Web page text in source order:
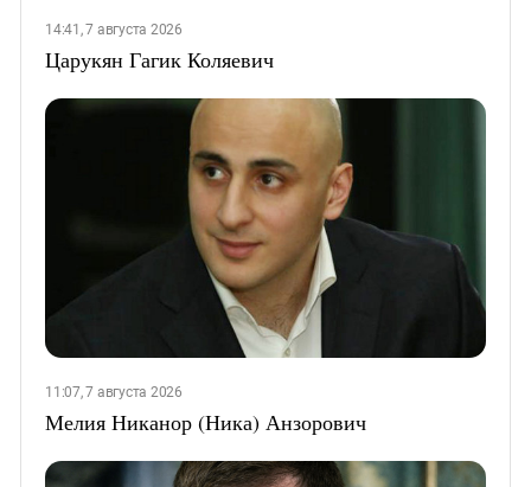
14:41, 7 августа 2026
Царукян Гагик Коляевич
11:07, 7 августа 2026
Мелия Никанор (Ника) Анзорович